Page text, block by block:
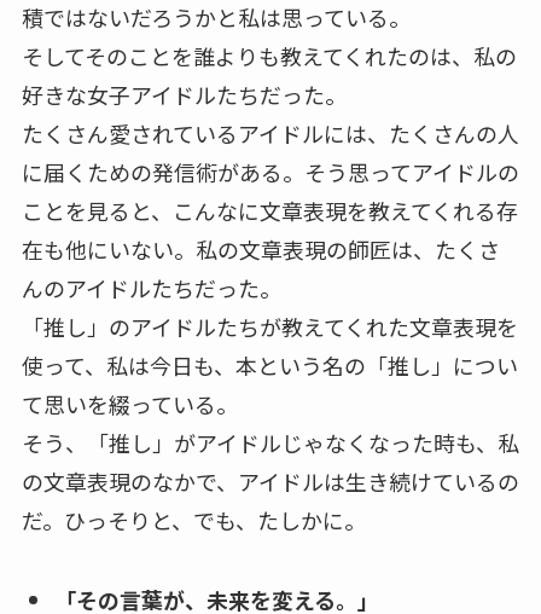
積ではないだろうかと私は思っている。
そしてそのことを誰よりも教えてくれたのは、私の
好きな女子アイドルたちだった。
たくさん愛されているアイドルには、たくさんの人
に届くための発信術がある。そう思ってアイドルの
ことを見ると、こんなに文章表現を教えてくれる存
在も他にいない。私の文章表現の師匠は、たくさ
んのアイドルたちだった。
「推し」のアイドルたちが教えてくれた文章表現を
使って、私は今日も、本という名の「推し」につい
て思いを綴っている。
そう、「推し」がアイドルじゃなくなった時も、私
の文章表現のなかで、アイドルは生き続けているの
だ。ひっそりと、でも、たしかに。
「その言葉が、未来を変える。」